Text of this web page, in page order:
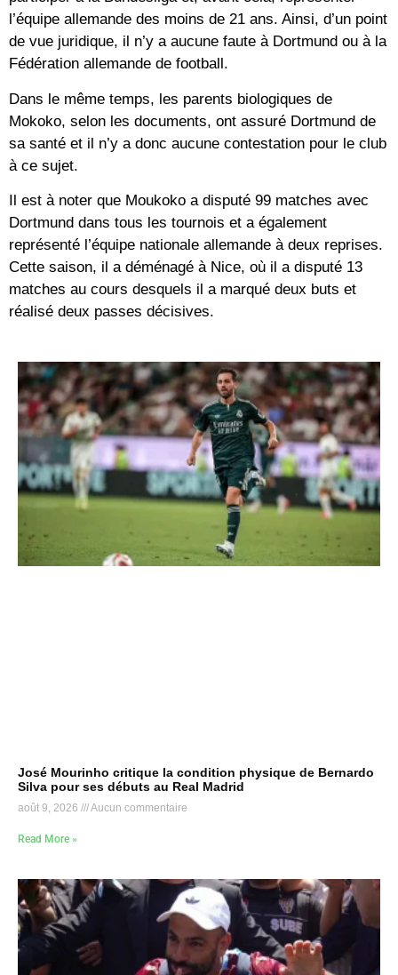
l’équipe allemande des moins de 21 ans. Ainsi, d’un point
de vue juridique, il n’y a aucune faute à Dortmund ou à la
Fédération allemande de football.
Dans le même temps, les parents biologiques de
Mokoko, selon les documents, ont assuré Dortmund de
sa santé et il n’y a donc aucune contestation pour le club
à ce sujet.
Il est à noter que Moukoko a disputé 99 matches avec
Dortmund dans tous les tournois et a également
représenté l’équipe nationale allemande à deux reprises.
Cette saison, il a déménagé à Nice, où il a disputé 13
matches au cours desquels il a marqué deux buts et
réalisé deux passes décisives.
José Mourinho critique la condition physique de Bernardo
Silva pour ses débuts au Real Madrid
août 9, 2026 Aucun commentaire
Read More »